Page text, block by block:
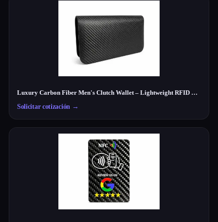
Luxury Carbon Fiber Men's Clutch Wallet – Lightweight RFID Travel Organizer
Solicitar cotización→